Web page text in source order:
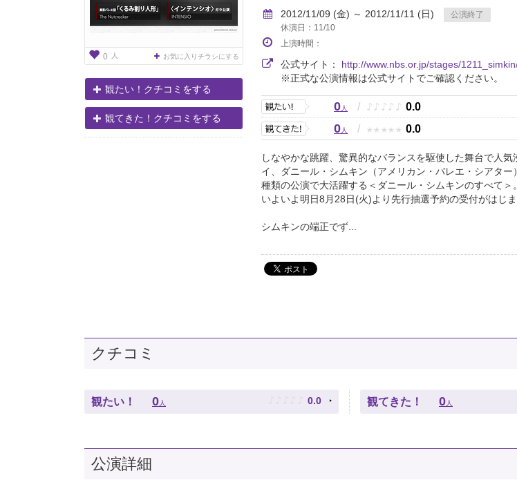
0 人 お気に入りチラシにする
観たい！クチコミをする
観てきた！クチコミをする
2012/11/09 (金) ～ 2012/11/11 (日)
公演終了
休演日：11/10
上演時間：
公式サイト： http://www.nbs.or.jp/stages/
※正式な公演情報は公式サイトでご確認ください。
0人 / ♪ ♪ ♪ ♪ ♪ 0.0
0人 / ★ ★ ★ ★ ★ 0.0
しなやかな跳躍、驚異的なバランスを駆使した舞台で人気
イ、ダニール・シムキン（アメリカン・バレエ・シアター
種類の公演で大活躍する＜ダニール・シムキンのすべて＞。
いよいよ明日8月28日(火)より先行抽選予約の受付がはじま
シムキンの端正でず...
クチコミ
観たい！ 0 人 ♪ ♪ ♪ ♪ ♪ 0.0 観てきた！ 0 人
公演詳細